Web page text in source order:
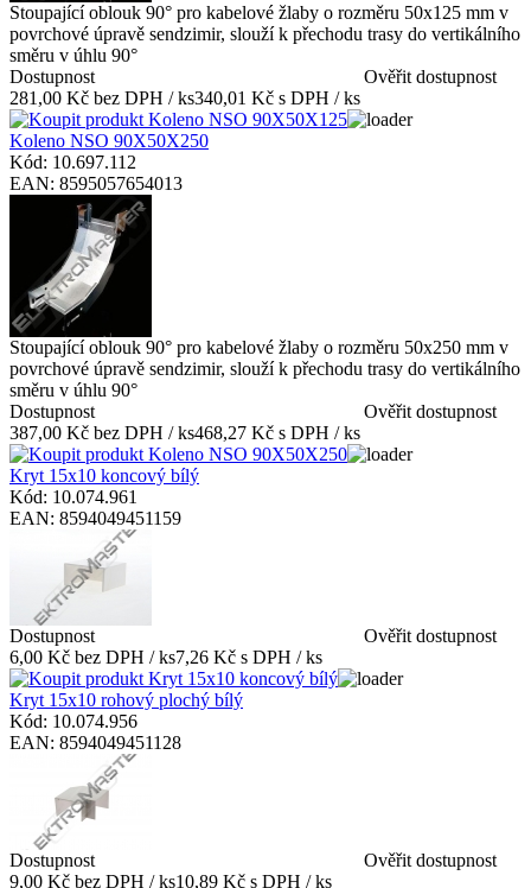
Stoupající oblouk 90° pro kabelové žlaby o rozměru 50x125 mm v
povrchové úpravě sendzimir, slouží k přechodu trasy do vertikálního
směru v úhlu 90°
Dostupnost
Ověřit dostupnost
281,00 Kč bez DPH / ks340,01 Kč s DPH / ks
Koleno NSO 90X50X250
Kód: 10.697.112
EAN: 8595057654013
Stoupající oblouk 90° pro kabelové žlaby o rozměru 50x250 mm v
povrchové úpravě sendzimir, slouží k přechodu trasy do vertikálního
směru v úhlu 90°
Dostupnost
Ověřit dostupnost
387,00 Kč bez DPH / ks468,27 Kč s DPH / ks
Kryt 15x10 koncový bílý
Kód: 10.074.961
EAN: 8594049451159
Dostupnost
Ověřit dostupnost
6,00 Kč bez DPH / ks7,26 Kč s DPH / ks
Kryt 15x10 rohový plochý bílý
Kód: 10.074.956
EAN: 8594049451128
Dostupnost
Ověřit dostupnost
9,00 Kč bez DPH / ks10,89 Kč s DPH / ks